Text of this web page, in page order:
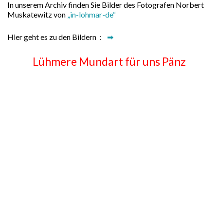
In unserem Archiv finden Sie Bilder des Fotografen Norbert
Muskatewitz von „in-lohmar-de“
Hier geht es zu den Bildern : ➡
Lühmere Mundart für uns Pänz